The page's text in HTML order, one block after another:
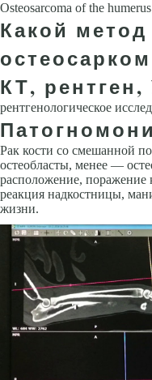
Osteosarcoma of the
Какой метод
КТ, рентген,
рентгенологическое
Рак кости со смешанной
остеобласты, менее —
расположение, поражение
реакция надкостницы,
жизни.